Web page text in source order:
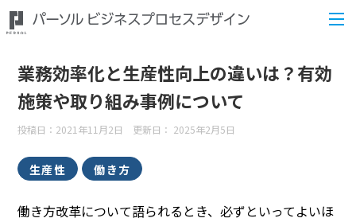
業務効率化と生産性向上の違いは？有効
施策や取り組み事例について
投稿日：2021年11月2日 更新日： 2025年2月5日
生産性 働き方
働き方改革について語られるとき、必ずといってよいほ